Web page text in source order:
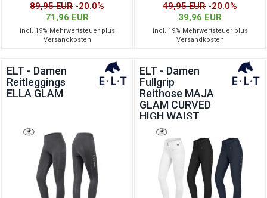
89,95 EUR -20.0%
71,96 EUR
incl. 19% Mehrwertsteuer plus
Versandkosten
49,95 EUR -20.0%
39,96 EUR
incl. 19% Mehrwertsteuer plus
Versandkosten
ELT - Damen
Reitleggings
ELLA GLAM
ELT - Damen
Fullgrip
Reithose MAJA
GLAM CURVED
HIGH WAIST